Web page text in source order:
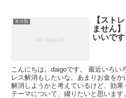
未分類
【スト
ません
いいです
こんにちは。daigoです。 最近いろい
レス解消もしたいな。あまりお金を
解消しようかと考えているけど、効
テーマについて、綴りたいと思います